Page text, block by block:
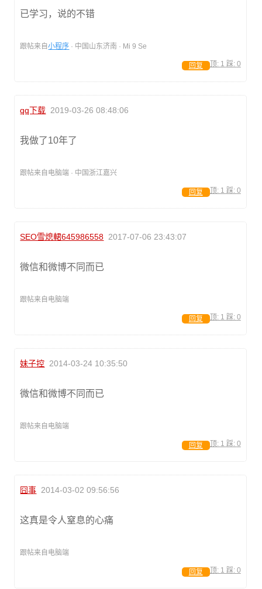
已学习，说的不错
跟帖来自小程序 · 中国山东济南 · Mi 9 Se
顶: 1 踩: 0
回复
qq下载 2019-03-26 08:48:06
我做了10年了
跟帖来自电脑端 · 中国浙江嘉兴
顶: 1 踩: 0
回复
SEO雪熄輑645986558 2017-07-06 23:43:07
微信和微博不同而已
跟帖来自电脑端
顶: 1 踩: 0
回复
妹子控 2014-03-24 10:35:50
微信和微博不同而已
跟帖来自电脑端
顶: 1 踩: 0
回复
囧事 2014-03-02 09:56:56
这真是令人窒息的心痛
跟帖来自电脑端
顶: 1 踩: 0
回复